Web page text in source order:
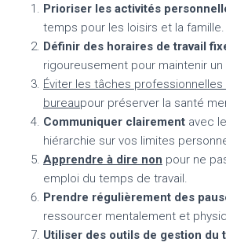
Prioriser les activités
temps pour les loisirs et la famille.
Définir des horaires de travail
rigoureusement pour maintenir un
Éviter les tâches
bureaupour préserver la santé
Communiquer clairement avec
hiérarchie sur vos limites
Apprendre à dire non pour ne
emploi du temps de travail.
Prendre régulièrement des
ressourcer mentalement et
Utiliser des outils de gestion du